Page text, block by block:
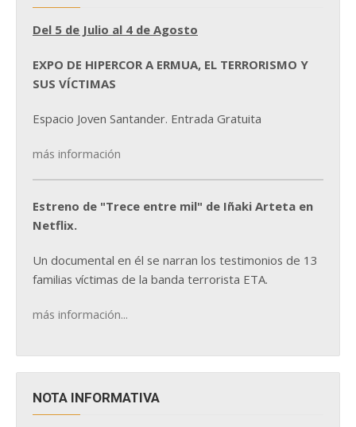
Del 5 de Julio al 4 de Agosto
EXPO DE HIPERCOR A ERMUA, EL TERRORISMO Y
SUS VÍCTIMAS
Espacio Joven Santander. Entrada Gratuita
más información
Estreno de "Trece entre mil" de Iñaki Arteta en
Netflix.
Un documental en él se narran los testimonios de 13
familias víctimas de la banda terrorista ETA.
más información...
NOTA INFORMATIVA